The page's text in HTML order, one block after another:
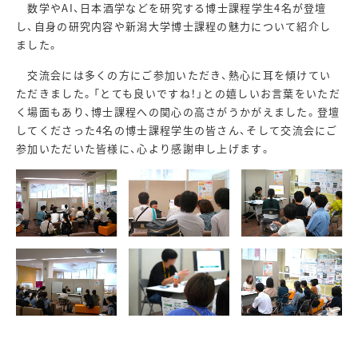
数学やAI、日本酒学などを研究する博士課程学生4名が登壇
し、自身の研究内容や新潟大学博士課程の魅力について紹介し
ました。
交流会には多くの方にご参加いただき、熱心に耳を傾けてい
ただきました。「とても良いですね！」との嬉しいお言葉をいただ
く場面もあり、博士課程への関心の高さがうかがえました。登壇
してくださった4名の博士課程学生の皆さん、そして交流会にご
参加いただいた皆様に、心より感謝申し上げます。